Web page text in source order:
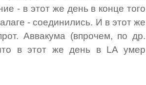
- в этот же день в конце того
- соединились. И в этот же
Аввакума (впрочем, по др.
в этот же день в LA умер